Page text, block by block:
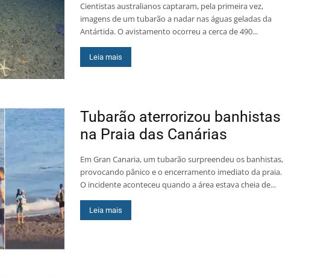
Cientistas australianos captaram, pela primeira vez,
imagens de um tubarão a nadar nas águas geladas da
Antártida. O avistamento ocorreu a cerca de 490...
Leia mais
Tubarão aterrorizou banhistas
na Praia das Canárias
Em Gran Canaria, um tubarão surpreendeu os banhistas,
provocando pânico e o encerramento imediato da praia.
O incidente aconteceu quando a área estava cheia de...
Leia mais